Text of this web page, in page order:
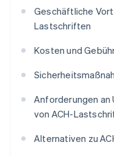
Geschäftliche
Lastschriften
Kosten und
Anforderungen
von ACH-
Alternativen zu